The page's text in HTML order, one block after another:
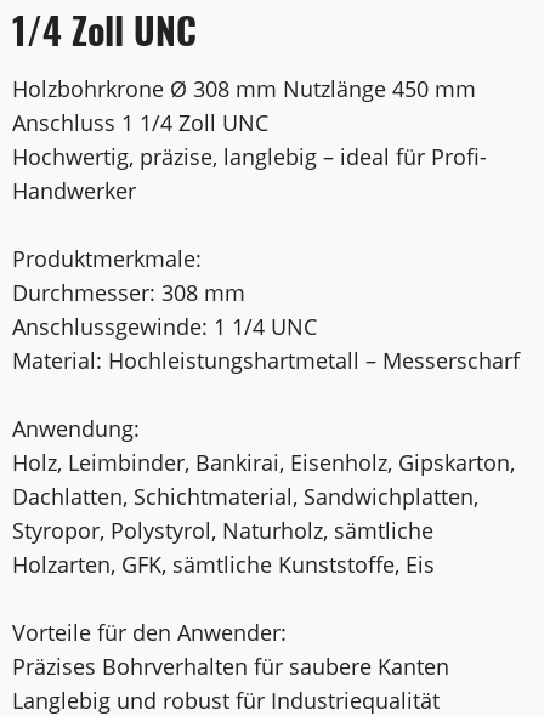
1/4 Zoll UNC
Holzbohrkrone Ø 308 mm Nutzlänge 450 mm
Anschluss 1 1/4 Zoll UNC
Hochwertig, präzise, langlebig – ideal für Profi-
Handwerker
Produktmerkmale:
Durchmesser: 308 mm
Anschlussgewinde: 1 1/4 UNC
Material: Hochleistungshartmetall – Messerscharf
Anwendung:
Holz, Leimbinder, Bankirai, Eisenholz, Gipskarton,
Dachlatten, Schichtmaterial, Sandwichplatten,
Styropor, Polystyrol, Naturholz, sämtliche
Holzarten, GFK, sämtliche Kunststoffe, Eis
Vorteile für den Anwender:
Präzises Bohrverhalten für saubere Kanten
Langlebig und robust für Industriequalität